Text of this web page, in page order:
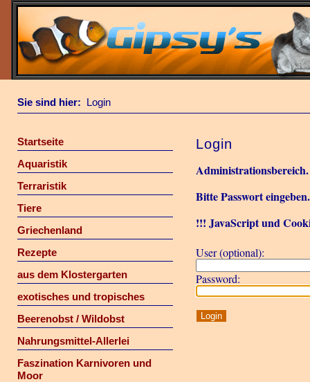
Sie sind hier: Login
Startseite
Aquaristik
Terraristik
Tiere
Griechenland
Rezepte
aus dem Klostergarten
exotisches und tropisches
Beerenobst / Wildobst
Nahrungsmittel-Allerlei
Faszination Karnivoren und
Moor
Login
Administrationsbereich.
Bitte Passwort eingeben.
!!! JavaScript und
User (optional):
Password: